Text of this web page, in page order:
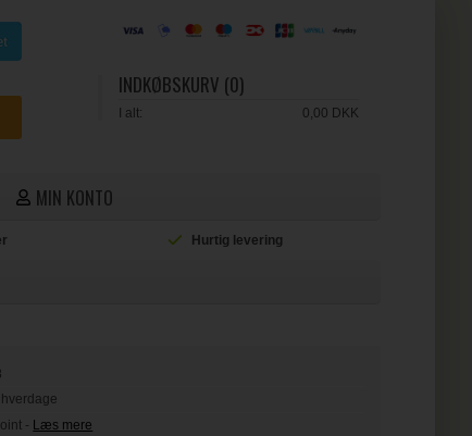
INDKØBSKURV (0)
I alt: 0,00 DKK
MIN KONTO
Hurtig levering
- Læs mere